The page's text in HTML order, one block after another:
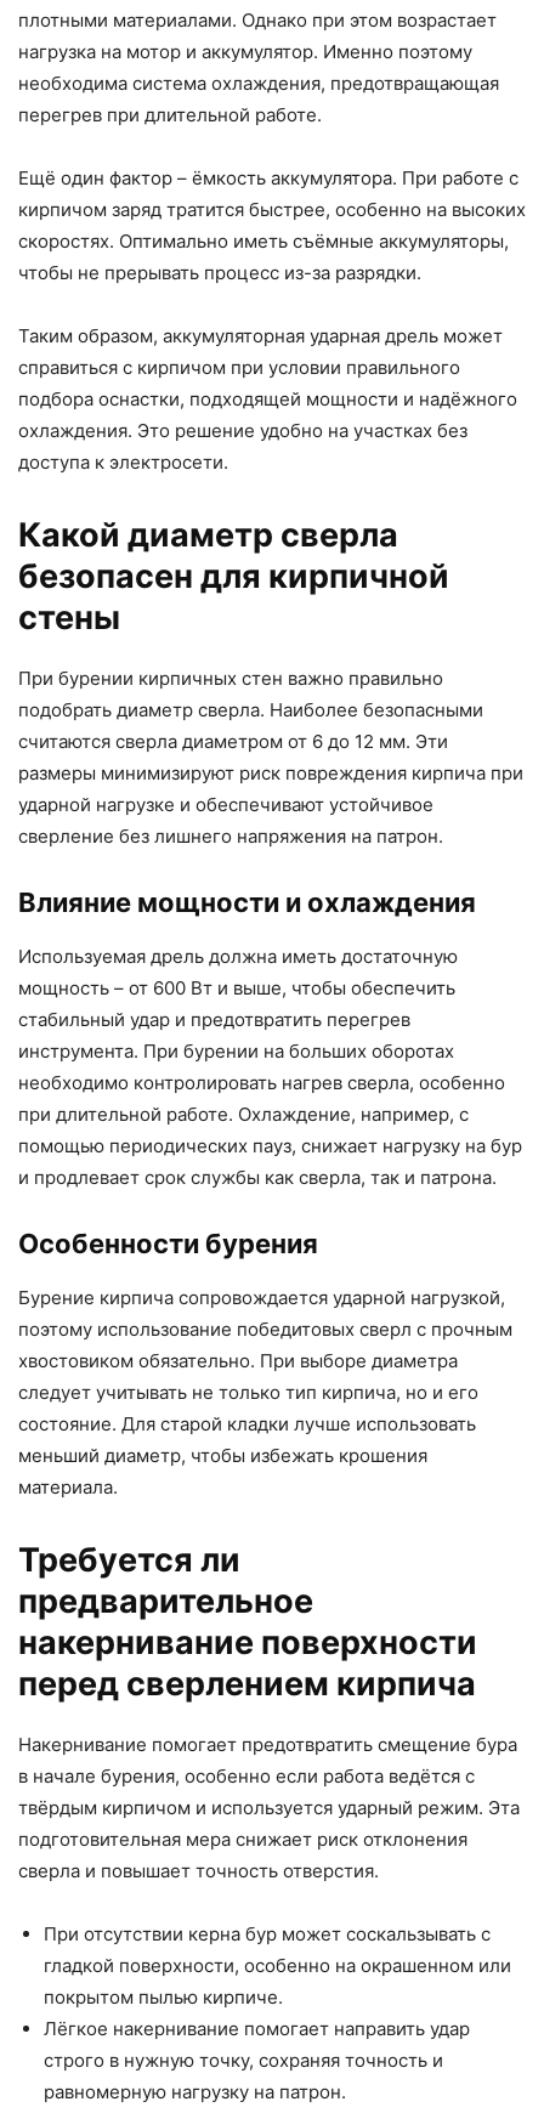
плотными материалами. Однако при этом возрастает
нагрузка на мотор и аккумулятор. Именно поэтому
необходима система охлаждения, предотвращающая
перегрев при длительной работе.
Ещё один фактор – ёмкость аккумулятора. При работе с
кирпичом заряд тратится быстрее, особенно на высоких
скоростях. Оптимально иметь съёмные аккумуляторы,
чтобы не прерывать процесс из-за разрядки.
Таким образом, аккумуляторная ударная дрель может
справиться с кирпичом при условии правильного
подбора оснастки, подходящей мощности и надёжного
охлаждения. Это решение удобно на участках без
доступа к электросети.
Какой диаметр сверла
безопасен для кирпичной
стены
При бурении кирпичных стен важно правильно
подобрать диаметр сверла. Наиболее безопасными
считаются сверла диаметром от 6 до 12 мм. Эти
размеры минимизируют риск повреждения кирпича при
ударной нагрузке и обеспечивают устойчивое
сверление без лишнего напряжения на патрон.
Влияние мощности и охлаждения
Используемая дрель должна иметь достаточную
мощность – от 600 Вт и выше, чтобы обеспечить
стабильный удар и предотвратить перегрев
инструмента. При бурении на больших оборотах
необходимо контролировать нагрев сверла, особенно
при длительной работе. Охлаждение, например, с
помощью периодических пауз, снижает нагрузку на бур
и продлевает срок службы как сверла, так и патрона.
Особенности бурения
Бурение кирпича сопровождается ударной нагрузкой,
поэтому использование победитовых сверл с прочным
хвостовиком обязательно. При выборе диаметра
следует учитывать не только тип кирпича, но и его
состояние. Для старой кладки лучше использовать
меньший диаметр, чтобы избежать крошения
материала.
Требуется ли
предварительное
накернивание поверхности
перед сверлением кирпича
Накернивание помогает предотвратить смещение бура
в начале бурения, особенно если работа ведётся с
твёрдым кирпичом и используется ударный режим. Эта
подготовительная мера снижает риск отклонения
сверла и повышает точность отверстия.
При отсутствии керна бур может соскальзывать с
гладкой поверхности, особенно на окрашенном или
покрытом пылью кирпиче.
Лёгкое накернивание помогает направить удар
строго в нужную точку, сохраняя точность и
равномерную нагрузку на патрон.